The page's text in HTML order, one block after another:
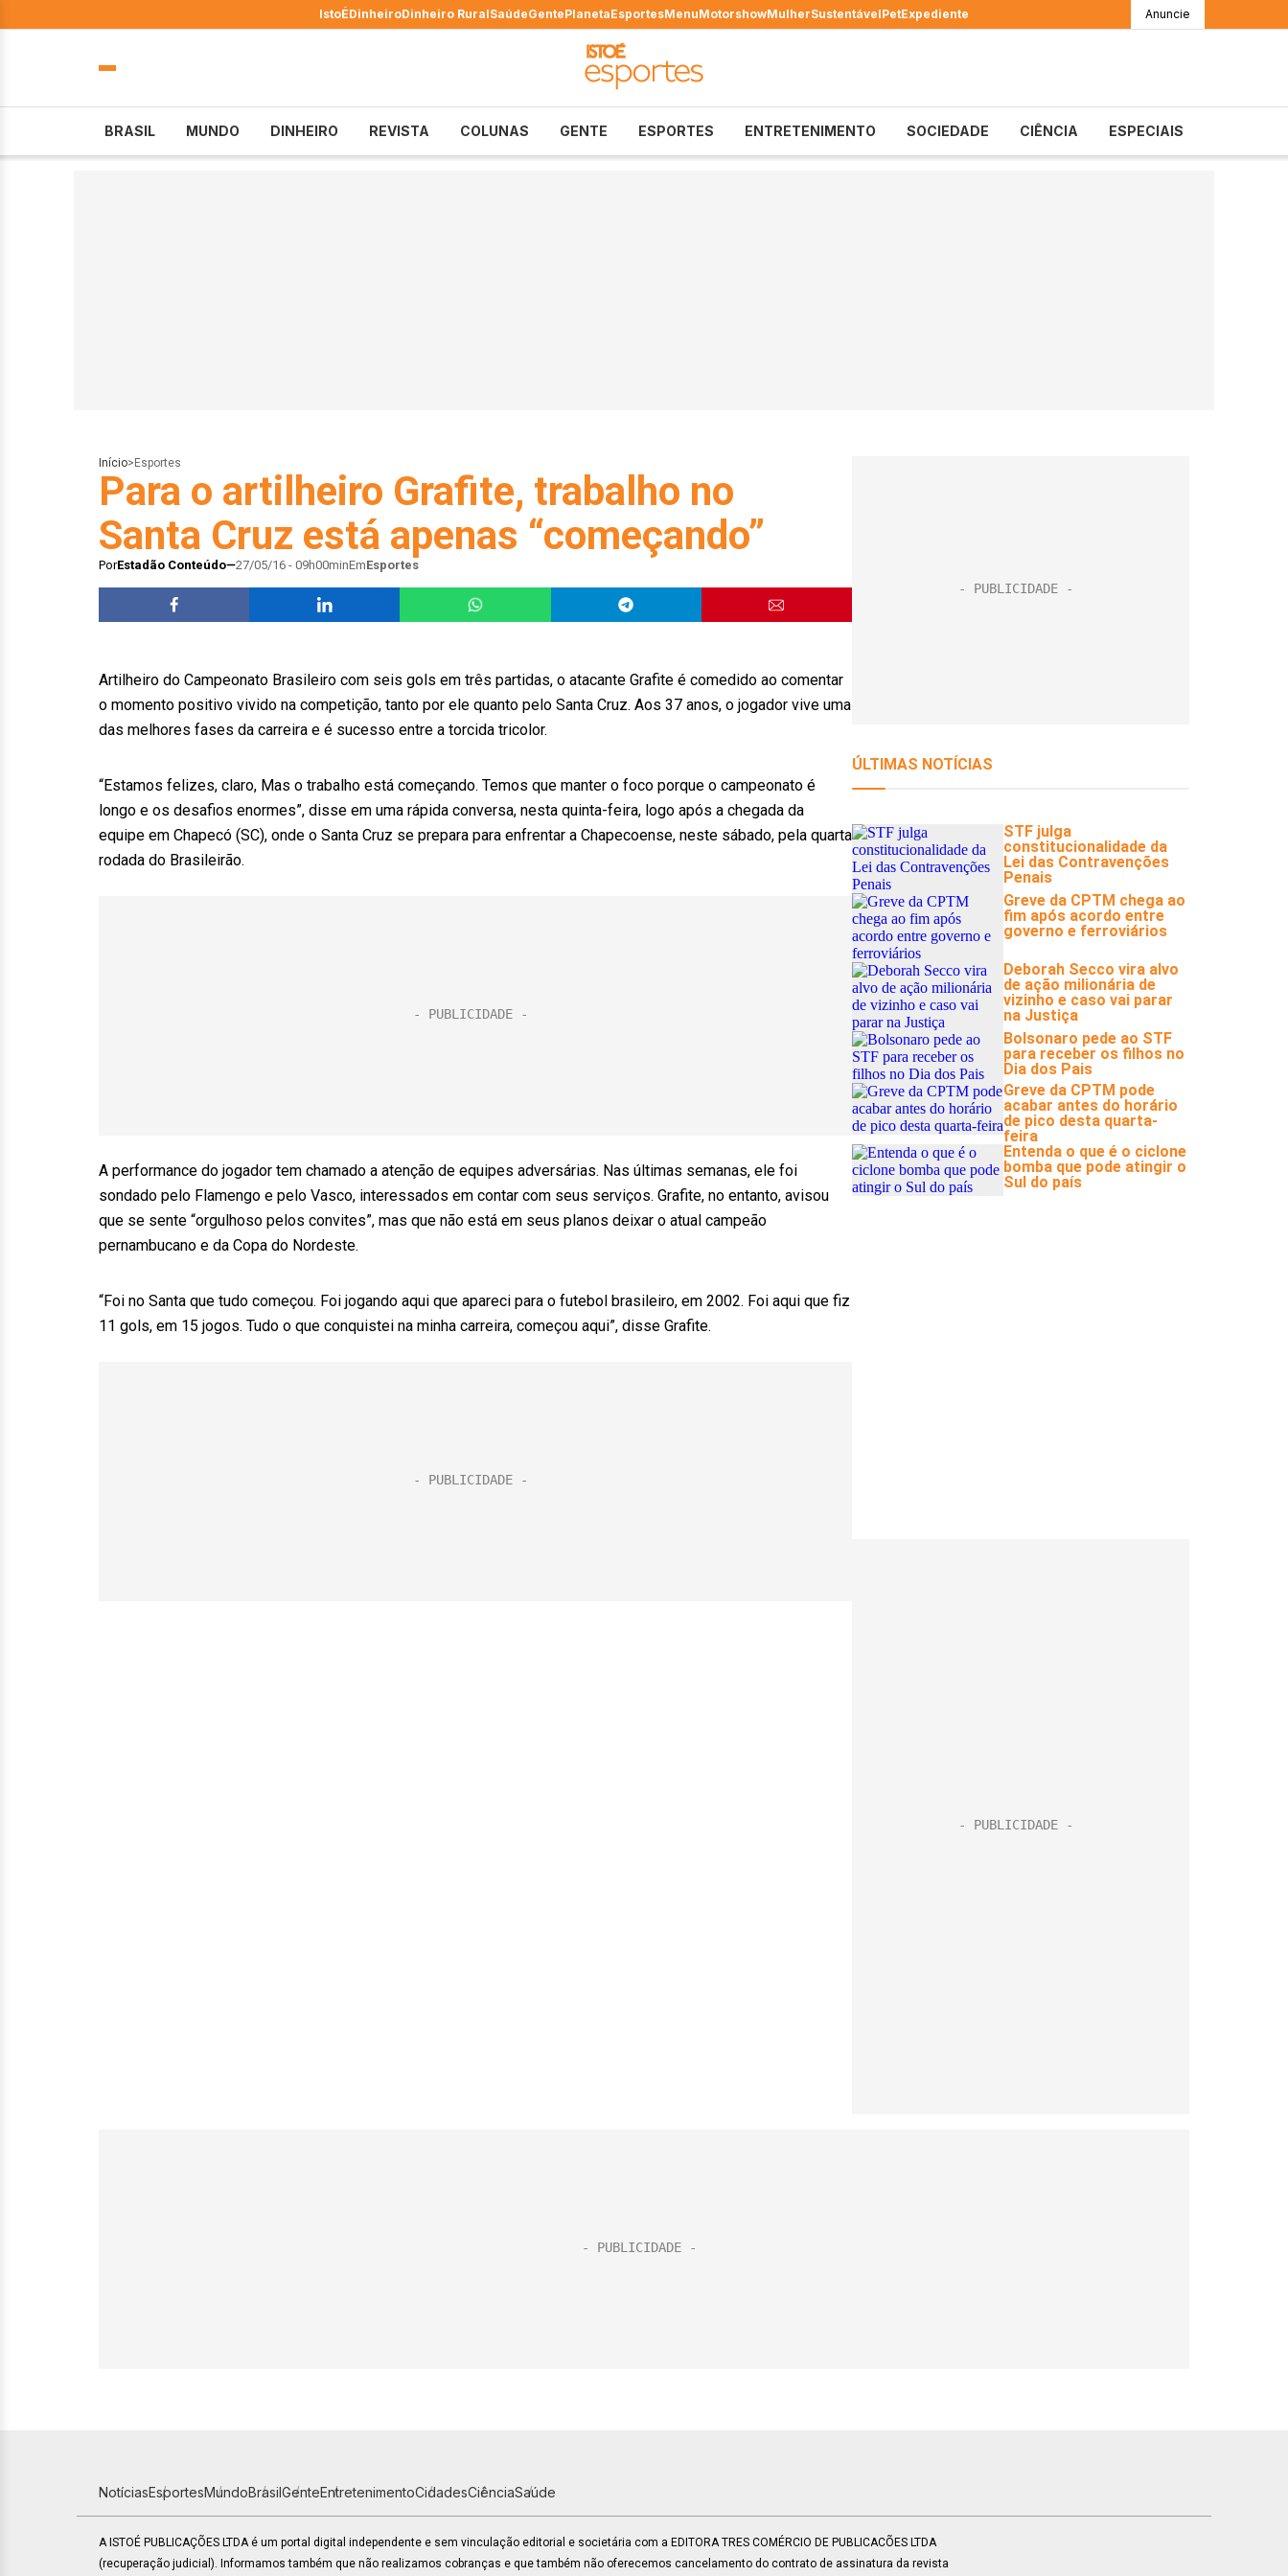
IstoÉDinheiroDinheiro RuralSaúdeGentePlanetaEsportesMenuMotorshowMulherSustentávelPetExpediente Anuncie
BRASIL MUNDO DINHEIRO REVISTA COLUNAS GENTE ESPORTES ENTRETENIMENTO SOCIEDADE CIÊNCIA ESPECIAIS
Início> Esportes
Para o artilheiro Grafite, trabalho no
Santa Cruz está apenas “começando”
PorEstadão Conteúdo 27/05/16 - 09h00minEmEsportes
Artilheiro do Campeonato Brasileiro com seis gols em três partidas, o atacante Grafite é comedido ao comentar
o momento positivo vivido na competição, tanto por ele quanto pelo Santa Cruz. Aos 37 anos, o jogador vive uma
das melhores fases da carreira e é sucesso entre a torcida tricolor.
“Estamos felizes, claro, Mas o trabalho está começando. Temos que manter o foco porque o campeonato é
longo e os desafios enormes”, disse em uma rápida conversa, nesta quinta-feira, logo após a chegada da
equipe em Chapecó (SC), onde o Santa Cruz se prepara para enfrentar a Chapecoense, neste sábado, pela quarta
rodada do Brasileirão.
A performance do jogador tem chamado a atenção de equipes adversárias. Nas últimas semanas, ele foi
sondado pelo Flamengo e pelo Vasco, interessados em contar com seus serviços. Grafite, no entanto, avisou
que se sente “orgulhoso pelos convites”, mas que não está em seus planos deixar o atual campeão
pernambucano e da Copa do Nordeste.
“Foi no Santa que tudo começou. Foi jogando aqui que apareci para o futebol brasileiro, em 2002. Foi aqui que fiz
11 gols, em 15 jogos. Tudo o que conquistei na minha carreira, começou aqui”, disse Grafite.
NotíciasEsportesMundoBrasilGenteEntretenimentoCidadesCiênciaSaúde
A ISTOÉ PUBLICAÇÕES LTDA é um portal digital independente e sem vinculação editorial e societária com a EDITORA TRES COMÉRCIO DE PUBLICACÕES LTDA
(recuperação judicial). Informamos também que não realizamos cobranças e que também não oferecemos cancelamento do contrato de assinatura da revista